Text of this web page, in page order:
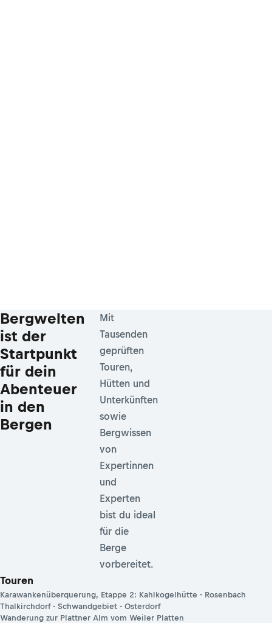
Bergwelten
ist der
Startpunkt
für dein
Abenteuer
in den
Bergen
Mit
Tausenden
geprüften
Touren,
Hütten und
Unterkünften
sowie
Bergwissen
von
Expertinnen
und
Experten
bist du ideal
für die
Berge
vorbereitet.
Touren
Karawankenüberquerung, Etappe 2: Kahlkogelhütte - Rosenbach
Thalkirchdorf - Schwandgebiet - Osterdorf
Wanderung zur Plattner Alm vom Weiler Platten